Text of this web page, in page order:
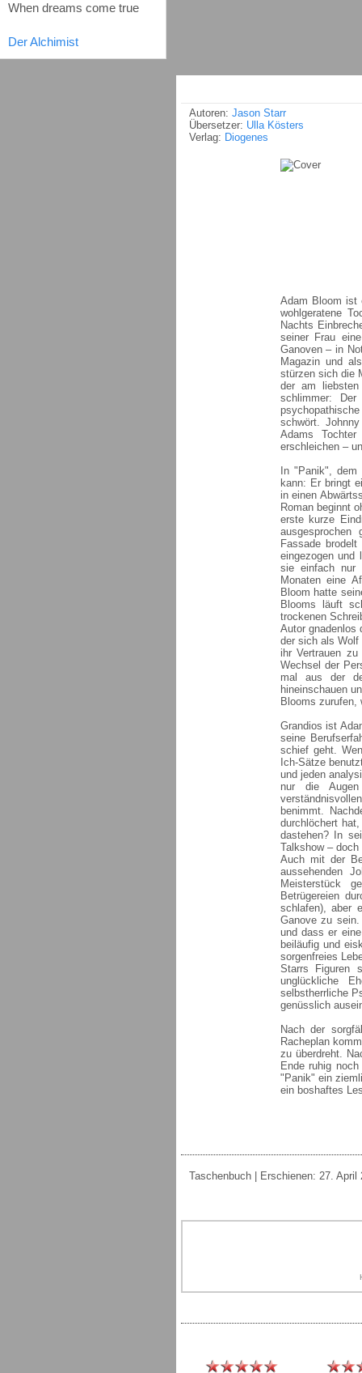
When dreams come true
Der Alchimist
Autoren: Jason Starr
Übersetzer: Ulla Kösters
Verlag: Diogenes
Adam Bloom ist
wohlgeratene
Nachts
seiner Frau
Ganoven – in
Magazin und
stürzen sich die
der am
schlimmer:
schwört.
Adams
erschleichen –
In "Panik",
kann: Er bringt
in einen
Roman beginnt
erste kurze
Fassade
eingezogen und
sie einfach nur
Monaten eine
Bloom hatte
Blooms läuft
trockenen
Autor gnadenlos
der sich als Wolf
ihr Vertrauen
Wechsel der
mal aus der
hineinschauen
Blooms zurufen,
Grandios ist
seine
schief geht.
Ich-Sätze
und jeden
nur die
benimmt.
durchlöchert
dastehen? In
Talkshow –
Auch mit der
aussehenden
Meisterstück
Betrügereien
schlafen), aber
Ganove zu
und dass er
beiläufig und
sorgenfreies
Starrs Figuren
unglückliche
selbstherrliche
genüsslich
Nach der
Racheplan
zu überdreht.
Ende ruhig
"Panik" ein
ein boshaftes
Taschenbuch | Erschienen: 27.